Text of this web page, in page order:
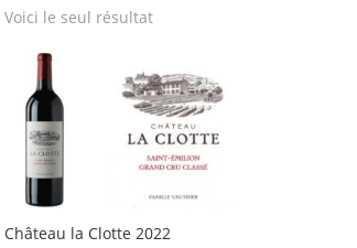
Voici le seul résultat
Château la Clotte 2022